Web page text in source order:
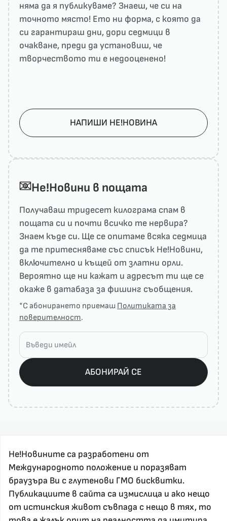
няма да я публикуваме? Знаеш, че си на
точното място! Ето ни форма, с която да
си гарантираш дни, дори седмици в
очакване, преди да установиш, че
творчеството ти е недооценено!
НАПИШИ НЕ!НОВИНА
He!Новини в пощата
Получаваш тридесет килограма спам в
пощата си и почти всичко те нервира?
Знаем къде си. Ще се опитаме всяка седмица
да те притесняваме със списък He!Новини,
включително и къщей от златни орли.
Вероятно ще ни кажат и адресът ти ще се
окаже в датабаза за фишинг съобщения.
*С абонирането приемаш Политиката за
поверителност.
АБОНИРАЙ СЕ
За реклама и връзка с нас, пишете на
nenovinite@gmail.com
Контакт
Не!Новините са разработени от
Международното положение и поразяват
браузъра Ви с глутенови ГМО бисквитки.
Публикациите в сайта са измислица и ако нещо
от истинския живот съвпада с нещо в тях, то